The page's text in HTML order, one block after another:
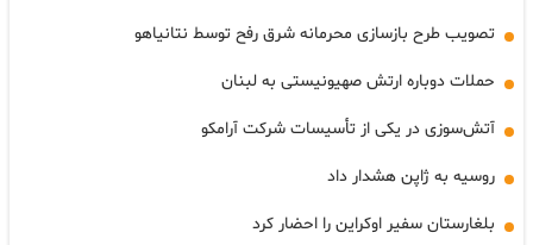
تصویب طرح بازسازی محرمانه شرق رفح توسط نتانیاهو
حملات دوباره ارتش صهیونیستی به لبنان
آتش‌سوزی در یکی از تأسیسات شرکت آرامکو
روسیه به ژاپن هشدار داد
بلغارستان سفیر اوکراین را احضار کرد